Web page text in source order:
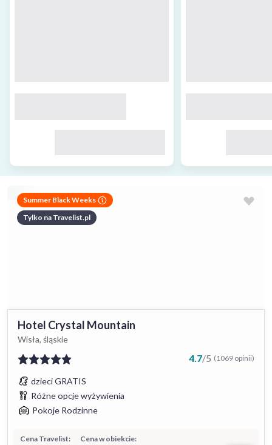
Summer Black Weeks
Tylko na Travelist.pl
Hotel Crystal Mountain
Wisła, śląskie
4.7/5 (1069 opinii)
dzieci GRATIS
Różne opcje wyżywienia
Pokoje Rodzinne
Cena w obiekcie:
Cena Travelist: